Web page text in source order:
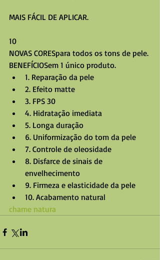
MAIS FÁCIL DE APLICAR.
10
NOVAS CORESpara todos os tons de pele.
BENEFÍCIOSem 1 único produto.
1. Reparação da pele
2. Efeito matte
3. FPS 30
4. Hidratação imediata
5. Longa duração
6. Uniformização do tom da pele
7. Controle de oleosidade
8. Disfarce de sinais de
envelhecimento
9. Firmeza e elasticidade da pele
10. Acabamento natural
chame natura